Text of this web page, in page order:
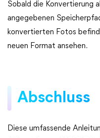
Sobald die Konvertierung
angegebenen
konvertierten Fotos
neuen Format ansehen.
Abschluss
Diese umfassende